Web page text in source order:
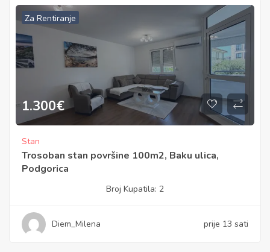
Za Rentiranje
1.300€
Stan
Trosoban stan površine 100m2, Baku ulica,
Podgorica
Broj Kupatila: 2
Diem_Milena prije 13 sati